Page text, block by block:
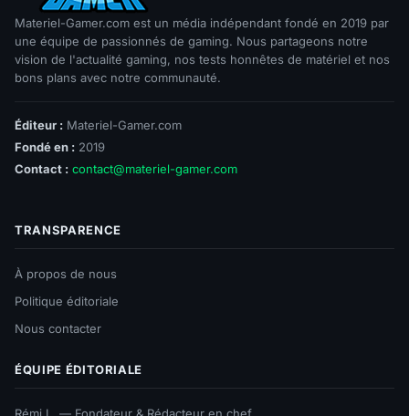
Materiel-Gamer.com est un média indépendant fondé en 2019 par
une équipe de passionnés de gaming. Nous partageons notre
vision de l'actualité gaming, nos tests honnêtes de matériel et nos
bons plans avec notre communauté.
Éditeur : Materiel-Gamer.com
Fondé en : 2019
Contact : contact@materiel-gamer.com
TRANSPARENCE
À propos de nous
Politique éditoriale
Nous contacter
ÉQUIPE ÉDITORIALE